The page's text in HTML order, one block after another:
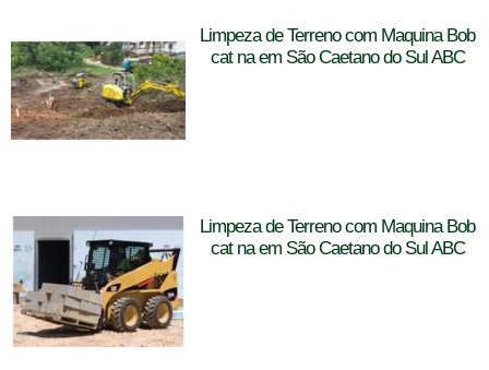
Limpeza de Terreno com Maquina Bob
cat na em São Caetano do Sul ABC
Limpeza de Terreno com Maquina Bob
cat na em São Caetano do Sul ABC